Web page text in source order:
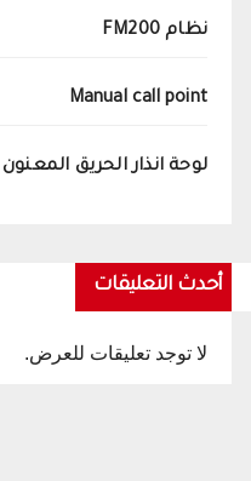
نظام FM200
Manual call point
لوحة انذار الحريق المعنون
أحدث التعليقات
لا توجد تعليقات للعرض.